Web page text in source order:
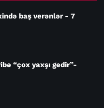
baş verənlər - 7
“çox yaxşı gedir”-